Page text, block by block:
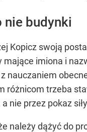
nie budynki
Kopicz swoją
mające imiona i
nauczaniem
różnicom trzeba
nie przez pokaz
należy dążyć do